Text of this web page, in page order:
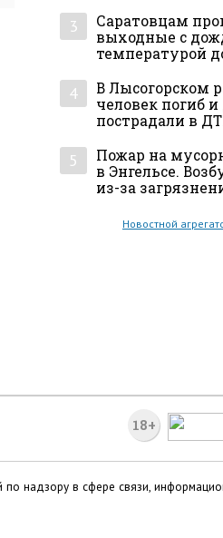
3
Саратовцам
выходные с
температурой
4
В Лысогорском
человек погиб и
пострадали в
5
Пожар на
в Энгельсе.
из-за
Новостной
18+
надзору в сфере связи,